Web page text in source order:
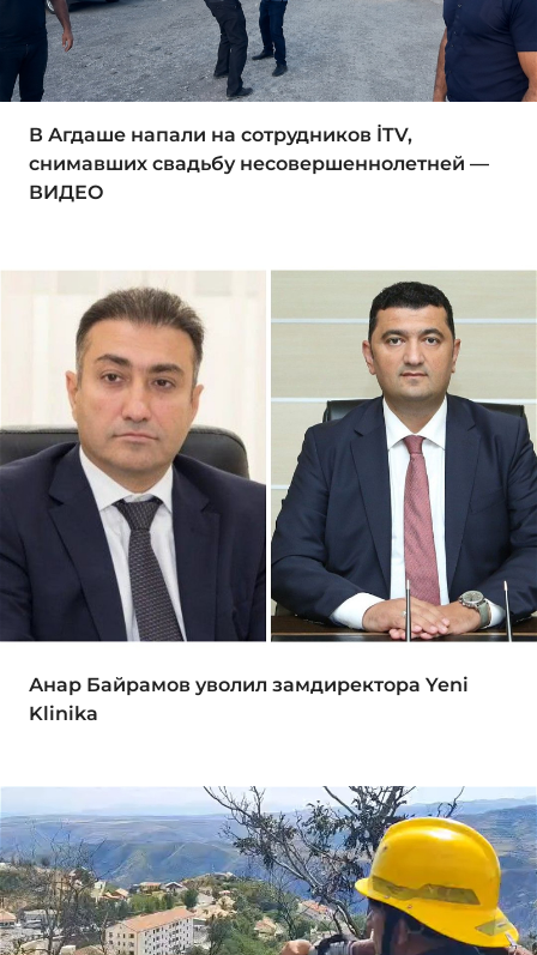
В Агдаше напали на сотрудников İTV,
снимавших свадьбу несовершеннолетней —
ВИДЕО
Анар Байрамов уволил замдиректора Yeni
Klinika